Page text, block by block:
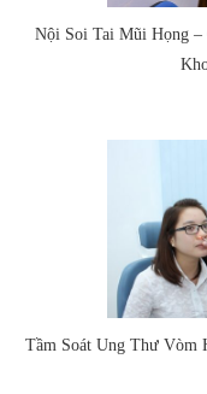
Nội Soi Tai Mũi Họng
Tầm Soát Ung Thư Vòm